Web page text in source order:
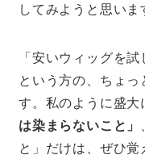
してみようと思いま
「安いウィッグを
という方の、ちょ
す。私のように盛大
は染まらないこと」
と」だけは、ぜひ覚